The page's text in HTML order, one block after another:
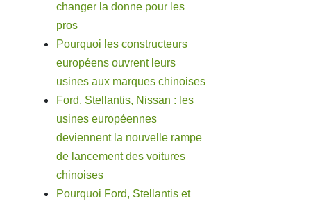
changer la donne pour les
pros
Pourquoi les constructeurs
européens ouvrent leurs
usines aux marques chinoises
Ford, Stellantis, Nissan : les
usines européennes
deviennent la nouvelle rampe
de lancement des voitures
chinoises
Pourquoi Ford, Stellantis et